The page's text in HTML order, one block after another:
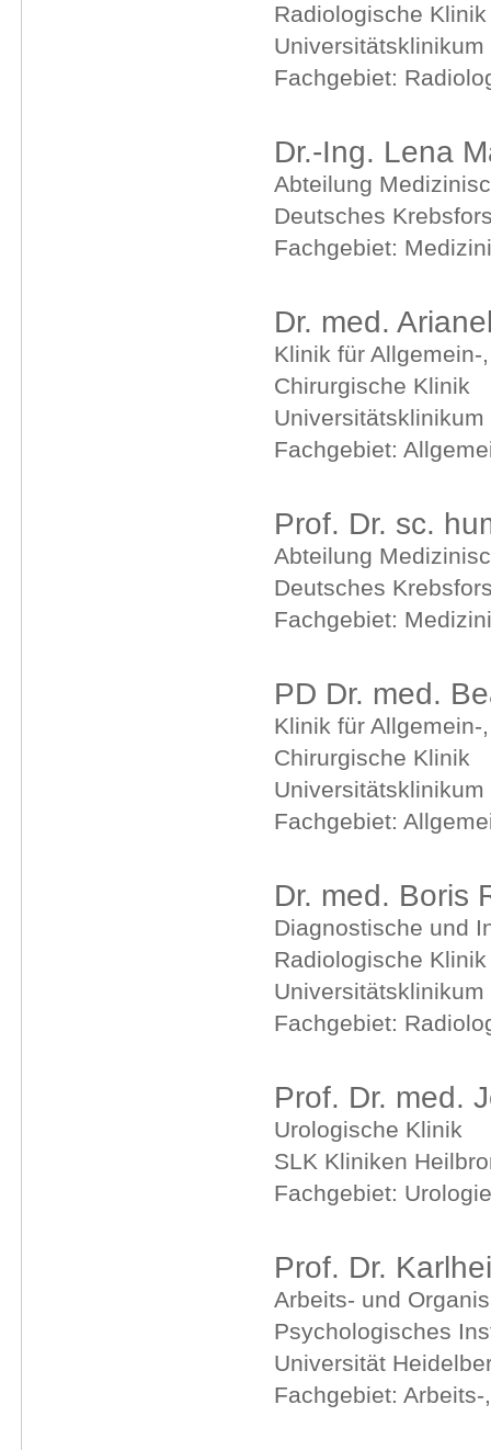
Radiologische
Fachgebiet:
Dr.-Ing. Lena
Abteilung
Deutsches
Fachgebiet:
Dr. med.
Klinik für
Chirurgische Klinik
Universitätsklinikum
Fachgebiet:
Prof. Dr. sc.
Abteilung
Deutsches
Fachgebiet:
PD Dr. med.
Klinik für
Chirurgische Klinik
Universitätsklinikum
Fachgebiet:
Dr. med. Boris
Diagnostische und
Radiologische Klinik
Universitätsklinikum
Fachgebiet:
Prof. Dr. med.
Urologische Klinik
SLK Kliniken
Fachgebiet:
Prof. Dr.
Arbeits- und
Psychologisches
Universität
Fachgebiet: